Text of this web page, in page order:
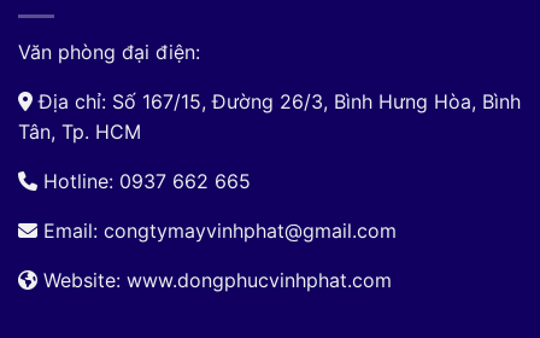
Văn phòng đại điện:
Địa chỉ: Số 167/15, Đường 26/3, Bình Hưng Hòa, Bình
Tân, Tp. HCM
Hotline: 0937 662 665
Email: congtymayvinhphat@gmail.com
Website: www.dongphucvinhphat.com